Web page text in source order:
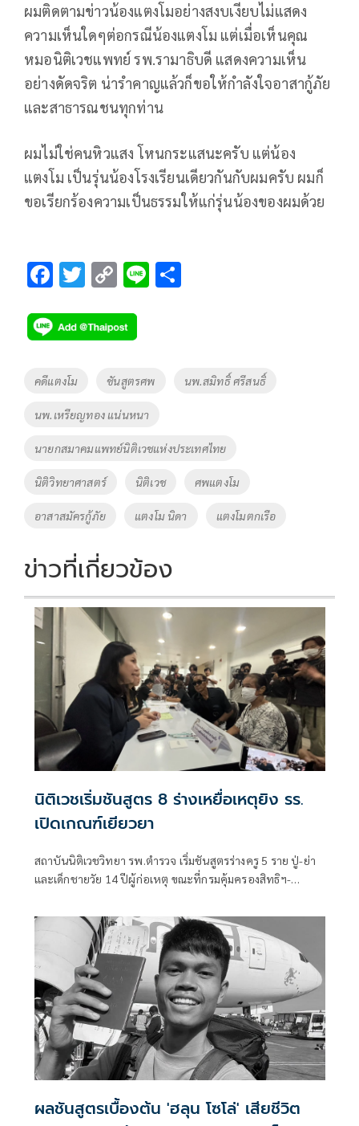
ผมติดตามข่าวน้องแตงโมอย่างสงบเงียบไม่แสดง
ความเห็นใดๆต่อกรณีน้องแตงโม แต่เมื่อเห็นคุณ
หมอนิติเวชแพทย์ รพ.รามาธิบดี แสดงความเห็น
อย่างดัดจริต น่ารำคาญแล้วก็ขอให้กำลังใจอาสากู้ภัย
และสาธารณชนทุกท่าน
ผมไม่ใช่คนหิวแสง โหนกระแสนะครับ แต่น้อง
แตงโม เป็นรุ่นน้องโรงเรียนเดียวกันกับผมครับ ผมก็
ขอเรียกร้องความเป็นธรรมให้แก่รุ่นน้องของผมด้วย
F
e
b
o
o
k
T
tt
er
C
p
y
Li
n
k
Li
Tags
คดีแตงโม ชันสูตรศพ นพ.สมิทธิ์ ศรีสนธิ์
นพ.เหรียญทอง แน่นหนา
นายกสมาคมแพทย์นิติเวชแห่งประเทศไทย
นิติวิทยาศาสตร์ นิติเวช ศพแตงโม
อาสาสมัครกู้ภัย แตงโม นิดา แตงโมตกเรือ
ข่าวที่เกี่ยวข้อง
นิติเวชเริ่มชันสูตร 8 ร่างเหยื่อเหตุยิง รร.
เปิดเกณฑ์เยียวยา
สถาบันนิติเวชวิทยา รพ.ตำรวจ เริ่มชันสูตรร่างครู 5 ราย ปู่-ย่า
และเด็กชายวัย 14 ปีผู้ก่อเหตุ ขณะที่กรมคุ้มครองสิทธิฯ-
ผลชันสูตรเบื้องต้น 'ฮลุน โซโล่' เสียชีวิต